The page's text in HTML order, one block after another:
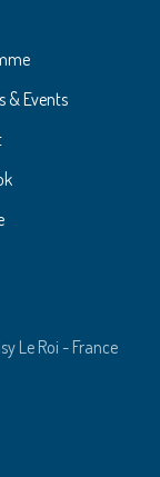
& Events
Le Roi - France